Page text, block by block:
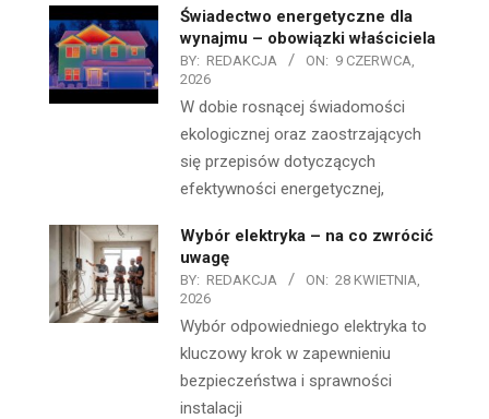
Świadectwo energetyczne dla
wynajmu – obowiązki właściciela
BY: REDAKCJA ON: 9 CZERWCA,
2026
W dobie rosnącej świadomości
ekologicznej oraz zaostrzających
się przepisów dotyczących
efektywności energetycznej,
Wybór elektryka – na co zwrócić
uwagę
BY: REDAKCJA ON: 28 KWIETNIA,
2026
Wybór odpowiedniego elektryka to
kluczowy krok w zapewnieniu
bezpieczeństwa i sprawności
instalacji